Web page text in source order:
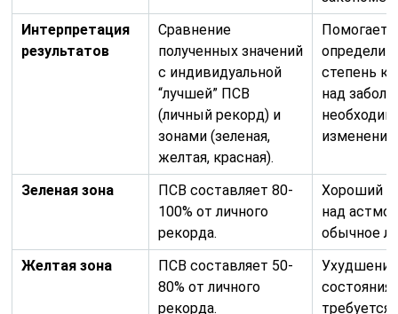
Интерпретация
результатов
Сравнение
полученных значений
с индивидуальной
“лучшей” ПСВ
(личный рекорд) и
зонами (зеленая,
желтая, красная).
Помогает
степень
над
изменения
Зеленая зона
ПСВ составляет 80-
100% от личного
рекорда.
Хороший
над
обычное
Желтая зона
ПСВ составляет 50-
80% от личного
рекорда.
Ухудшение
состояния,
требуется